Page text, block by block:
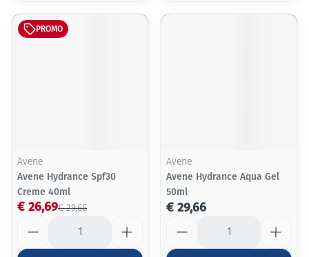
PROMO
Avene
Avene Hydrance Spf30
Creme 40ml
€ 29,66
€ 26,69
Avene
Avene Hydrance Aqua Gel
50ml
€ 29,66